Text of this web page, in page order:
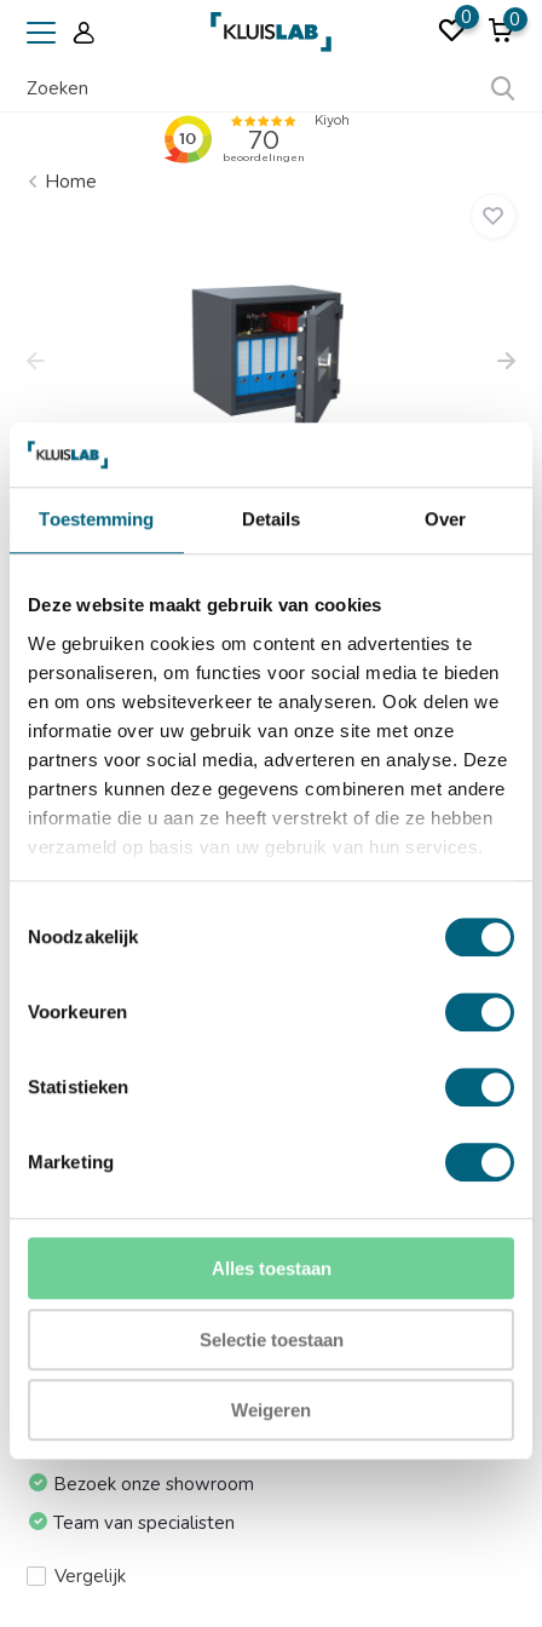
Toestemming Details Over
Deze website maakt gebruik van cookies
We gebruiken cookies om content en advertenties te
personaliseren, om functies voor social media te bieden
en om ons websiteverkeer te analyseren. Ook delen we
informatie over uw gebruik van onze site met onze
partners voor social media, adverteren en analyse. Deze
partners kunnen deze gegevens combineren met andere
informatie die u aan ze heeft verstrekt of die ze hebben
verzameld op basis van uw gebruik van hun services.
Noodzakelijk
Voorkeuren
Statistieken
Marketing
Alles toestaan
Selectie toestaan
Weigeren
0 0
Home
Salvus
Bekijk alles Inbraakwerende Kluis
2.225,-
Op voorraad
Bekijk de reviews
Kwalitatieve officieel ECB-S gecertificeerde brand en
inbraakwerende kluis in de klasse 2 / grade II / CEN 2
brandwering voor papier)....
Meerprijs installeren begane grond of op etage met
Ja (+€169,00)
Ik installeer de kluis graag zelf:
Ja, levering tot aan uw voordeur
24/7 bereikbaar
Bezoek onze showroom
Team van specialisten
Vergelijk